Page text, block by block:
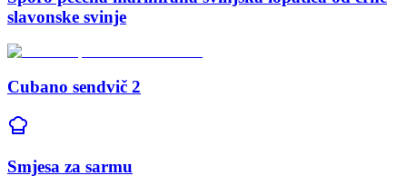
slavonske svinje
Cubano sendvič 2
Smjesa za sarmu